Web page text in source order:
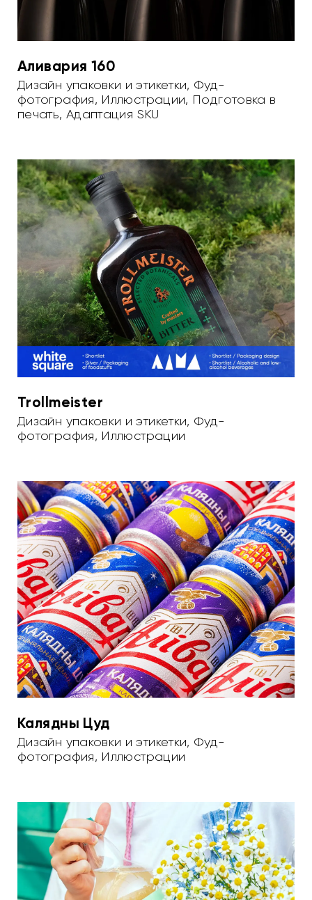
Аливария 160
Дизайн упаковки и этикетки, Фуд-
фотография, Иллюстрации, Подготовка в
печать, Адаптация SKU
Trollmeister
Дизайн упаковки и этикетки, Фуд-
фотография, Иллюстрации
Калядны Цуд
Дизайн упаковки и этикетки, Фуд-
фотография, Иллюстрации